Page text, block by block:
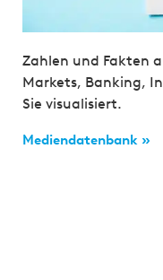
Zahlen und Fakten
Markets, Banking,
Sie visualisiert.
Mediendatenbank »